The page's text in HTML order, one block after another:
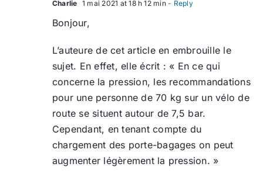
Charlie 1 mai 2021 at 18 h 12 min- Reply
Bonjour,
L’auteure de cet article en embrouille le
sujet. En effet, elle écrit : « En ce qui
concerne la pression, les recommandations
pour une personne de 70 kg sur un vélo de
route se situent autour de 7,5 bar.
Cependant, en tenant compte du
chargement des porte-bagages on peut
augmenter légèrement la pression. »